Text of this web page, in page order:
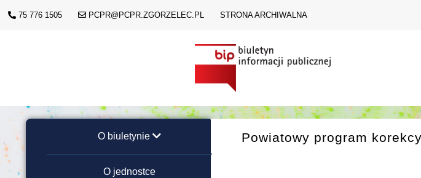
75 776 1505 PCPR@PCPR.ZGORZELEC.PL STRONA ARCHIWALNA
O biuletynie
Instrukcja obsługi
O jednostce
Powiatowy program